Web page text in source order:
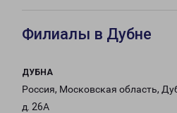
Филиалы в Дубне
ДУБНА
Россия, Московская область,
д. 26А